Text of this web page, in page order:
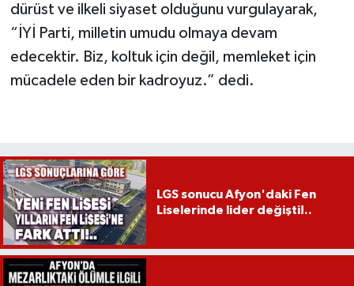
dürüst ve ilkeli siyaset olduğunu vurgulayarak,
“İYİ Parti, milletin umudu olmaya devam
edecektir. Biz, koltuk için değil, memleket için
mücadele eden bir kadroyuz.” dedi.
LGS sonucu Afyon'daki Fen
Liselerinde lider değişti!..